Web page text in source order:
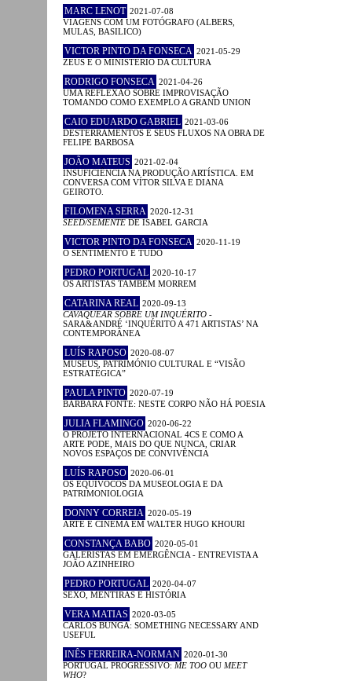
MARC LENOT 2021-07-08
VIAGENS COM UM FOTÓGRAFO (ALBERS,
MULAS, BASILICO)
VICTOR PINTO DA FONSECA 2021-05-29
ZEUS E O MINISTÉRIO DA CULTURA
RODRIGO FONSECA 2021-04-26
UMA REFLEXÃO SOBRE IMPROVISAÇÃO
TOMANDO COMO EXEMPLO A GRAND UNION
CAIO EDUARDO GABRIEL 2021-03-06
DESTERRAMENTOS E SEUS FLUXOS NA OBRA DE
FELIPE BARBOSA
JOÃO MATEUS 2021-02-04
INSUFICIÊNCIA NA PRODUÇÃO ARTÍSTICA. EM
CONVERSA COM VÍTOR SILVA E DIANA
GEIROTO.
FILOMENA SERRA 2020-12-31
SEED/SEMENTE DE ISABEL GARCIA
VICTOR PINTO DA FONSECA 2020-11-19
O SENTIMENTO É TUDO
PEDRO PORTUGAL 2020-10-17
OS ARTISTAS TAMBÉM MORREM
CATARINA REAL 2020-09-13
CAVAQUEAR SOBRE UM INQUÉRITO -
SARA&ANDRÉ ‘INQUÉRITO A 471 ARTISTAS’ NA
CONTEMPORÂNEA
LUÍS RAPOSO 2020-08-07
MUSEUS, PATRIMÓNIO CULTURAL E “VISÃO
ESTRATÉGICA”
PAULA PINTO 2020-07-19
BÁRBARA FONTE: NESTE CORPO NÃO HÁ POESIA
JULIA FLAMINGO 2020-06-22
O PROJETO INTERNACIONAL 4CS E COMO A
ARTE PODE, MAIS DO QUE NUNCA, CRIAR
NOVOS ESPAÇOS DE CONVIVÊNCIA
LUÍS RAPOSO 2020-06-01
OS EQUÍVOCOS DA MUSEOLOGIA E DA
PATRIMONIOLOGIA
DONNY CORREIA 2020-05-19
ARTE E CINEMA EM WALTER HUGO KHOURI
CONSTANÇA BABO 2020-05-01
GALERISTAS EM EMERGÊNCIA - ENTREVISTA A
JOÃO AZINHEIRO
PEDRO PORTUGAL 2020-04-07
SEXO, MENTIRAS E HISTÓRIA
VERA MATIAS 2020-03-05
CARLOS BUNGA: SOMETHING NECESSARY AND
USEFUL
INÊS FERREIRA-NORMAN 2020-01-30
PORTUGAL PROGRESSIVO: ME TOO OU MEET
WHO?